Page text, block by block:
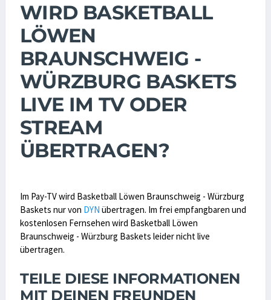
WIRD BASKETBALL
LÖWEN
BRAUNSCHWEIG -
WÜRZBURG BASKETS
LIVE IM TV ODER
STREAM
ÜBERTRAGEN?
Im Pay-TV wird Basketball Löwen Braunschweig - Würzburg
Baskets nur von DYN übertragen. Im frei empfangbaren und
kostenlosen Fernsehen wird Basketball Löwen
Braunschweig - Würzburg Baskets leider nicht live
übertragen.
TEILE DIESE INFORMATIONEN
MIT DEINEN FREUNDEN